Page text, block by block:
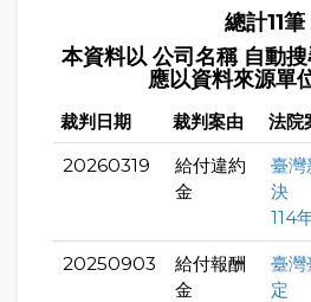
總計11筆
本資料以 公司名稱 自動
應以資料來源單
裁判日期 裁判案由 法院
20260319
給付違約
金
臺灣
決
114
20250903
給付報酬
金
臺灣
定